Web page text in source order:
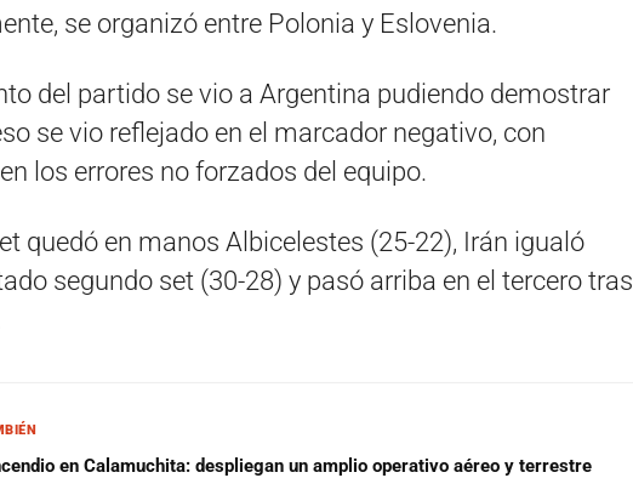
se organizó entre Polonia y Eslovenia.
del partido se vio a Argentina pudiendo demostrar
se vio reflejado en el marcador negativo, con
los errores no forzados del equipo.
quedó en manos Albicelestes (25-22), Irán igualó
segundo set (30-28) y pasó arriba en el tercero tras
en Calamuchita: despliegan un amplio operativo aéreo y terrestre